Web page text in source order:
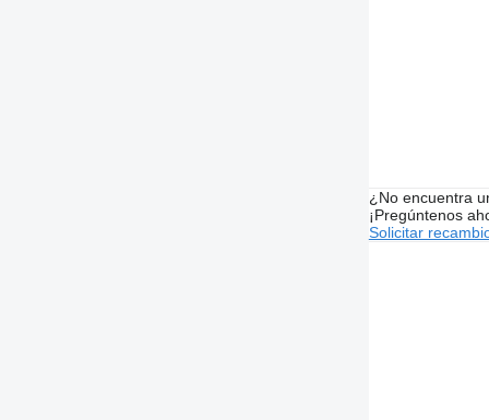
¿No encuentra
¡Pregúntenos
Solicitar